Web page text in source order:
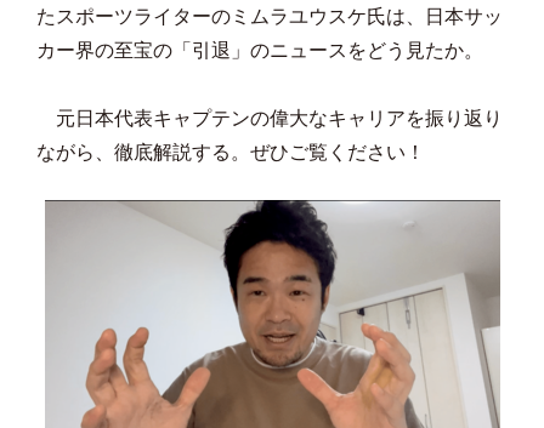
たスポーツライターのミムラユウスケ氏は、日本サッ
カー界の至宝の「引退」のニュースをどう見たか。
元日本代表キャプテンの偉大なキャリアを振り返り
ながら、徹底解説する。ぜひご覧ください！